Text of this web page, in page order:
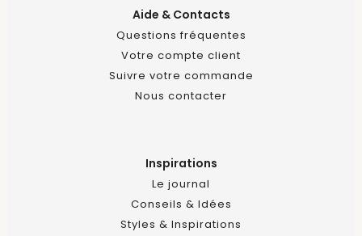
Aide & Contacts
Questions fréquentes
Votre compte client
Suivre votre commande
Nous contacter
Inspirations
Le journal
Conseils & Idées
Styles & Inspirations